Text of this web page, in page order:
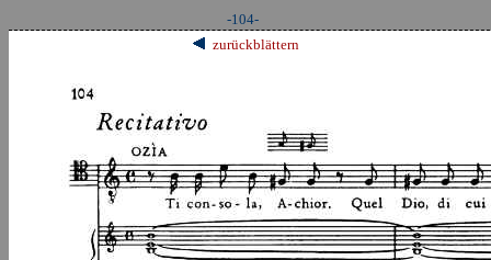
zurückblättern
-104-